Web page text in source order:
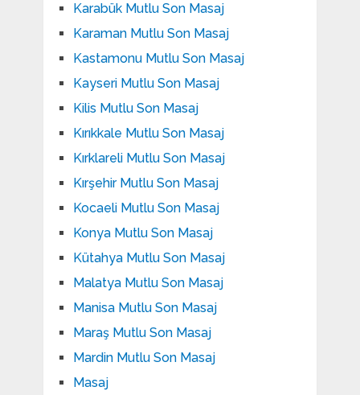
Karabük Mutlu Son Masaj
Karaman Mutlu Son Masaj
Kastamonu Mutlu Son Masaj
Kayseri Mutlu Son Masaj
Kilis Mutlu Son Masaj
Kırıkkale Mutlu Son Masaj
Kırklareli Mutlu Son Masaj
Kırşehir Mutlu Son Masaj
Kocaeli Mutlu Son Masaj
Konya Mutlu Son Masaj
Kütahya Mutlu Son Masaj
Malatya Mutlu Son Masaj
Manisa Mutlu Son Masaj
Maraş Mutlu Son Masaj
Mardin Mutlu Son Masaj
Masaj